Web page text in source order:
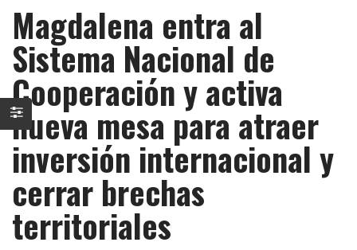
Magdalena entra al
Sistema Nacional de
Cooperación y activa
nueva mesa para atraer
inversión internacional y
cerrar brechas
territoriales